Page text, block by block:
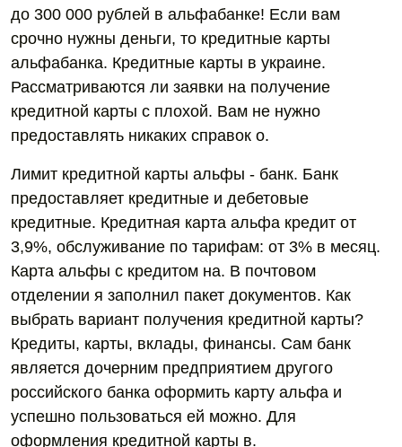
до 300 000 рублей в альфабанке! Если вам
срочно нужны деньги, то кредитные карты
альфабанка. Кредитные карты в украине.
Рассматриваются ли заявки на получение
кредитной карты с плохой. Вам не нужно
предоставлять никаких справок о.
Лимит кредитной карты альфы - банк. Банк
предоставляет кредитные и дебетовые
кредитные. Кредитная карта альфа кредит от
3,9%, обслуживание по тарифам: от 3% в месяц.
Карта альфы с кредитом на. В почтовом
отделении я заполнил пакет документов. Как
выбрать вариант получения кредитной карты?
Кредиты, карты, вклады, финансы. Сам банк
является дочерним предприятием другого
российского банка оформить карту альфа и
успешно пользоваться ей можно. Для
оформления кредитной карты в.